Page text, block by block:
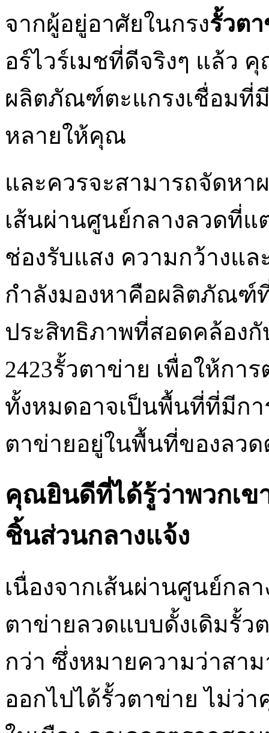
จากผู้อยู่อาศัยในกรงรั้วต
อร์ไวร์เมชที่ดีจริงๆ แล้ว
ผลิตภัณฑ์ตะแกรงเชื่อมที่
หลายให้คุณ
และควรจะสามารถจัดห
เส้นผ่านศูนย์กลางลวดที่
ช่องรับแสง ความกว้างแ
กำลังมองหาคือผลิตภัณฑ์
ประสิทธิภาพที่สอดคล้องกั
2423รั้วตาข่าย เพื่อให้ก
ทั้งหมดอาจเป็นพื้นที่ที่มีก
ตาข่ายอยู่ในพื้นที่ของลว
คุณยินดีที่ได้รู้ว่าพวกเ
ชิ้นส่วนกลางแจ้ง
เนื่องจากเส้นผ่านศูนย์กล
ตาข่ายลวดแบบดั้งเดิมรั้ว
กว่า ซึ่งหมายความว่าสา
ออกไปได้รั้วตาข่าย ไม่ว่